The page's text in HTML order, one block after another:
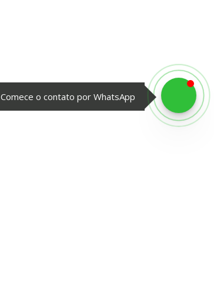
Comece o contato por WhatsApp